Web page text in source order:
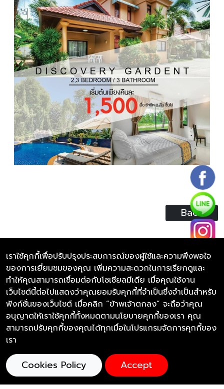
Back
CONTACT US
Bee Villa Wellness Resort Phuket
4/1 Pasak - Kod Tanod Rd,
Talang Phuket,
83110, Thailand
Tel :
เราใช้คุกกี้เพื่อปรับปรุงประสบการณ์ของผู้ใช้และความพึงพอใจ
ของการเยี่ยมชมของคุณ เพิ่มความสะดวกในการเรียกดูและ
ทำให้คุณสามารถเชื่อมต่อกับโซเชียลมีเดีย เมื่อคุณใช้งาน
เว็บไซต์นี้ต่อไปแสดงว่าคุณยอมรับคุกกี้ที่จำเป็นซึ่งจำเป็นสำหรับ
ฟังก์ชั่นของเว็บไซต์ เมื่อคลิก “ข้าพเจ้าตกลง” จะถือว่าคุณ
อนุญาตให้เราใช้คุกกี้ทั้งหมดตามนโยบายคุกกี้ของเรา คุณ
สามารถปรับคุกกี้ของคุณได้ทุกเมื่อในโปรแกรมจัดการคุกกี้ของ
เรา
Cookies Policy Accept